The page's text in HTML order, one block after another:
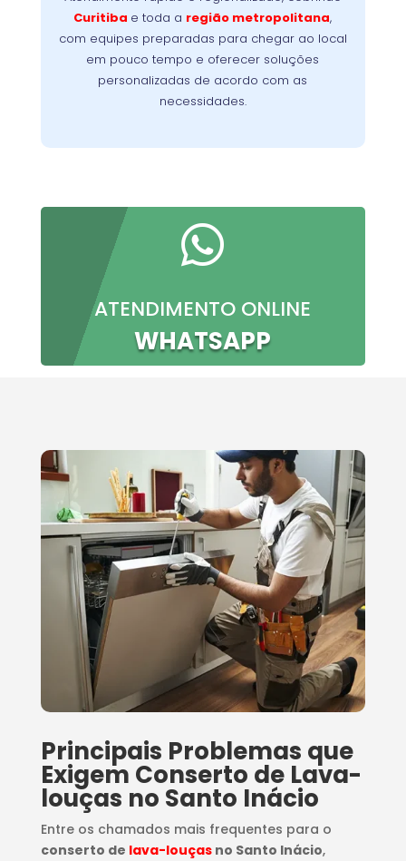
Curitiba e toda a região metropolitana,
com equipes preparadas para chegar ao local
em pouco tempo e oferecer soluções
personalizadas de acordo com as
necessidades.
minimizando a interrupção da sua rotina.
Nossa
meta é oferecer conforto, confiança e
resultados imediatos, do primeiro contato à
conclusão do serviço.

ATENDIMENTO ONLINE
WHATSAPP
Principais Problemas que
Exigem Conserto de Lava-
louças no Santo Inácio
Entre os chamados mais frequentes para o
conserto de lava-louçasno Santo Inácio,